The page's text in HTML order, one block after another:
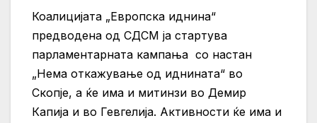
Коалицијата „Европска иднина“
предводена од СДСМ ја стартува
парламентарната кампања со настан
„Нема откажување од иднината“ во
Скопје, а ќе има и митинзи во Демир
Капија и во Гевгелија. Активности ќе има и